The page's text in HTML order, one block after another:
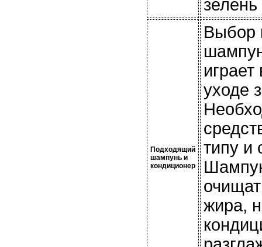
Подходящий
шампунь и
кондиционер
Выбор
уходе
типу и
жира,